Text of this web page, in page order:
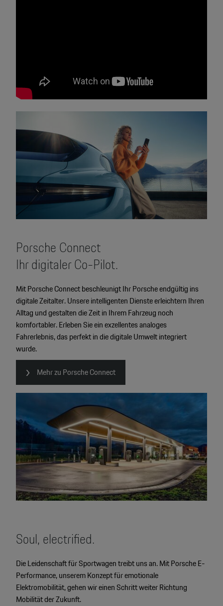
Porsche Connect
Ihr digitaler Co-Pilot.
Mit Porsche Connect beschleunigt Ihr Porsche endgültig ins
digitale Zeitalter. Unsere intelligenten Dienste erleichtern Ihren
Alltag und gestalten die Zeit in Ihrem Fahrzeug noch
komfortabler. Erleben Sie ein exzellentes analoges
Fahrerlebnis, das perfekt in die digitale Umwelt integriert
wurde.
Mehr zu Porsche Connect
Soul, electrified.
Die Leidenschaft für Sportwagen treibt uns an. Mit Porsche E-
Performance, unserem Konzept für emotionale
Elektromobilität, gehen wir einen Schritt weiter Richtung
Mobilität der Zukunft.